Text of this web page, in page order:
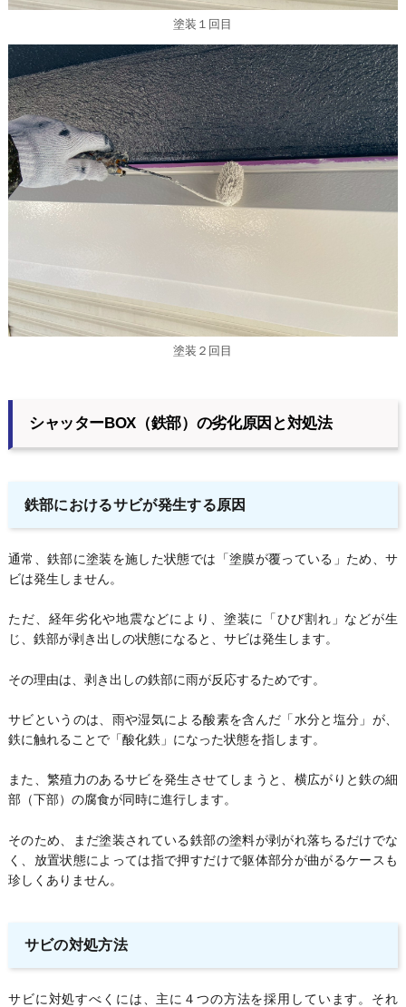
塗装１回目
塗装２回目
シャッターBOX（鉄部）の劣化原因と対処法
鉄部におけるサビが発生する原因
通常、鉄部に塗装を施した状態では「塗膜が覆っている」ため、サ
ビは発生しません。
ただ、経年劣化や地震などにより、塗装に「ひび割れ」などが生
じ、鉄部が剥き出しの状態になると、サビは発生します。
その理由は、剥き出しの鉄部に雨が反応するためです。
サビというのは、雨や湿気による酸素を含んだ「水分と塩分」が、
鉄に触れることで「酸化鉄」になった状態を指します。
また、繁殖力のあるサビを発生させてしまうと、横広がりと鉄の細
部（下部）の腐食が同時に進行します。
そのため、まだ塗装されている鉄部の塗料が剥がれ落ちるだけでな
く、放置状態によっては指で押すだけで躯体部分が曲がるケースも
珍しくありません。
サビの対処方法
サビに対処すべくには、主に４つの方法を採用しています。それ